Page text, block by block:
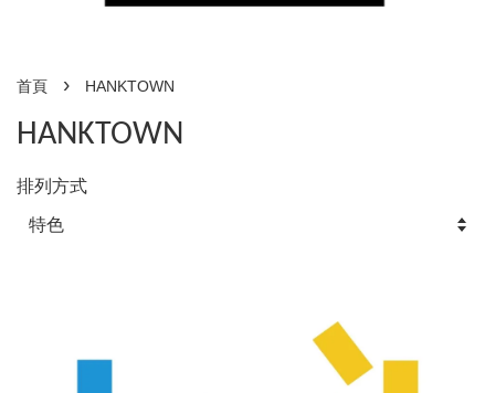
首頁 › HANKTOWN
HANKTOWN
排列方式